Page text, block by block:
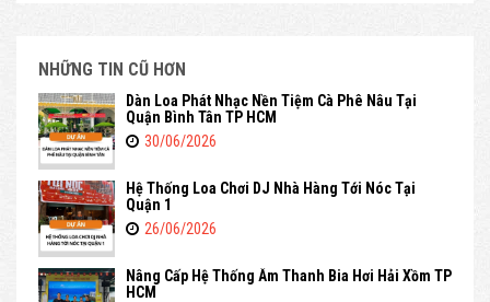
NHỮNG TIN CŨ HƠN
Dàn Loa Phát Nhạc Nền Tiệm Cà Phê Nâu Tại
Quận Bình Tân TP HCM
30/06/2026
Hệ Thống Loa Chơi DJ Nhà Hàng Tới Nóc Tại
Quận 1
26/06/2026
Nâng Cấp Hệ Thống Âm Thanh Bia Hơi Hải Xồm TP
HCM